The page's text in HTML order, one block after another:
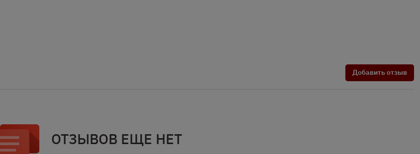
Добавить отзыв
ОТЗЫВОВ ЕЩЕ НЕТ